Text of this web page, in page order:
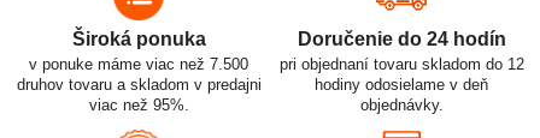
Široká ponuka
v ponuke máme viac než 7.500
druhov tovaru a skladom v predajni
viac než 95%.
Doručenie do 24 hodín
pri objednaní tovaru skladom do 12
hodiny odosielame v deň
objednávky.